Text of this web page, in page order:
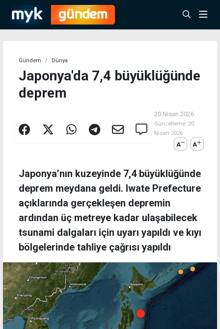
Gündem Dünya
Japonya'da 7,4 büyüklüğünde
deprem
20 Nisan 2026
Güncelleme: 20
Nisan 2026
A A
Japonya’nın kuzeyinde 7,4 büyüklüğünde
deprem meydana geldi. Iwate Prefecture
açıklarında gerçekleşen depremin
ardından üç metreye kadar ulaşabilecek
tsunami dalgaları için uyarı yapıldı ve kıyı
bölgelerinde tahliye çağrısı yapıldı